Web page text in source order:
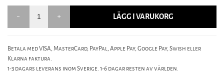
LÄGG I VARUKORG
Betala med VISA, MasterCard, PayPal, Apple Pay, Google Pay, Swish eller
Klarna faktura.
1-3 dagars leverans inom Sverige. 1-6 dagar resten av världen.